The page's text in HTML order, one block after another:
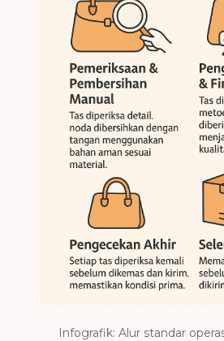
Infografik: Alur standar